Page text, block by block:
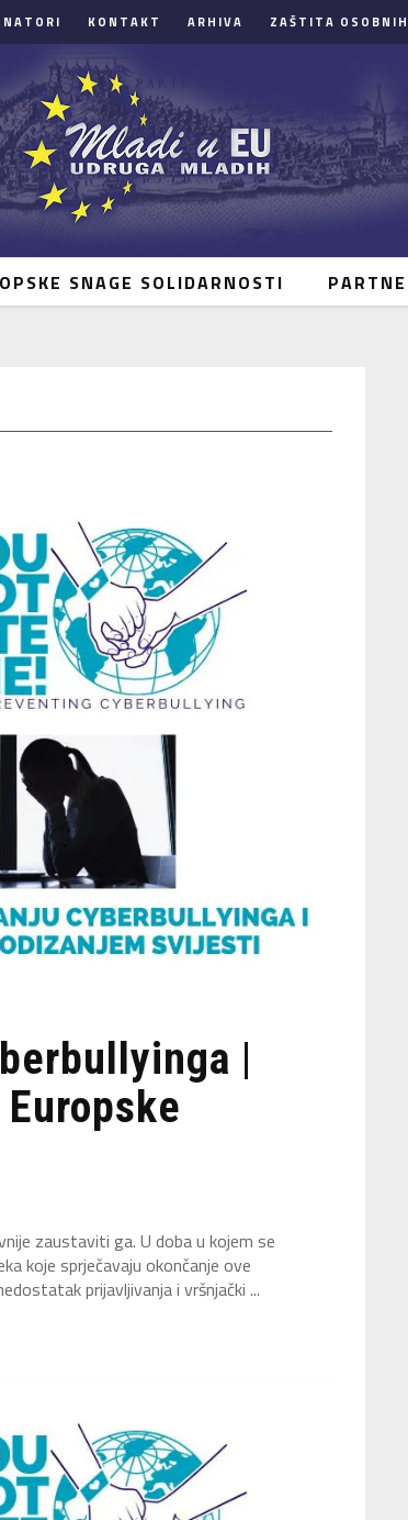
KONTAKT ARHIVA ZAŠTITA
SNAGE SOLIDARNOSTI
|
zaustaviti ga. U doba u kojem se
koje sprječavaju okončanje ove
prijavljivanja i vršnjački ...